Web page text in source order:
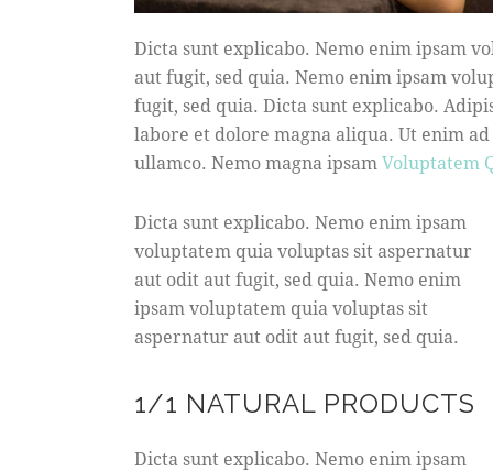
Dicta sunt explicabo. Nemo enim ipsam
aut fugit, sed quia. Nemo enim ipsam
fugit, sed quia. Dicta sunt explicabo.
labore et dolore magna aliqua. Ut enim
ullamco. Nemo magna ipsam Voluptatem
Dicta sunt explicabo. Nemo enim ipsam
voluptatem quia voluptas sit aspernatur
aut odit aut fugit, sed quia. Nemo enim
ipsam voluptatem quia voluptas sit
aspernatur aut odit aut fugit, sed quia.
1/1 NATURAL PRODUCTS
Dicta sunt explicabo. Nemo enim ipsam